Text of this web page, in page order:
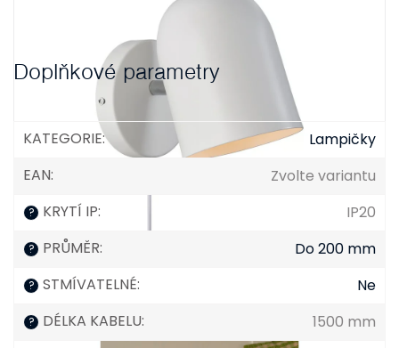
Doplňkové parametry
KATEGORIE:
Lampičky
EAN: Zvolte variantu
? KRYTÍ IP: IP20
? PRŮMĚR: Do 200 mm
? STMÍVATELNÉ: Ne
? DÉLKA KABELU:
1500 mm